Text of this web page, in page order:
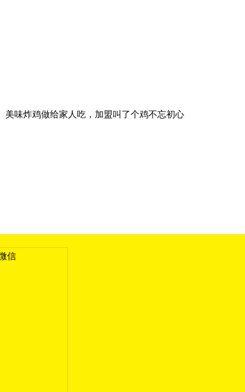
美味炸鸡做给家人吃，加盟叫了个鸡不忘初心